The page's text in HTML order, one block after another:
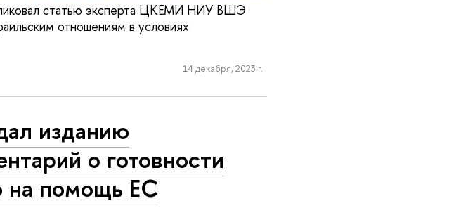
статью эксперта ЦКЕМИ НИУ ВШЭ
отношениям в условиях
14 декабря, 2023 г.
изданию
о готовности
на помощь ЕС